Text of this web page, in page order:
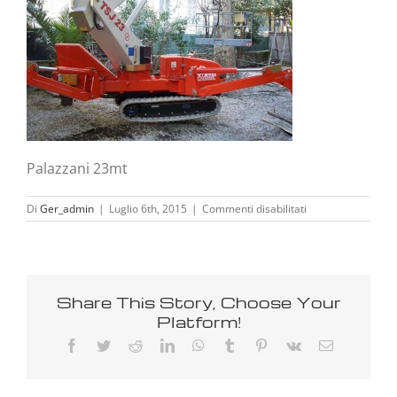
Palazzani 23mt
Di Ger_admin | Luglio 6th, 2015 | Commenti disabilitati
palazzani_23mt
Share This Story, Choose Your
Platform!
Facebook
TwitterRedditLinkedInWhatsApp
Tumblr Pinterest
Vk Email